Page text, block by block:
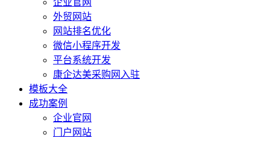
企业官网
外贸网站
网站排名优化
微信小程序开发
平台系统开发
康企达美采购网入驻
模板大全
成功案例
企业官网
门户网站